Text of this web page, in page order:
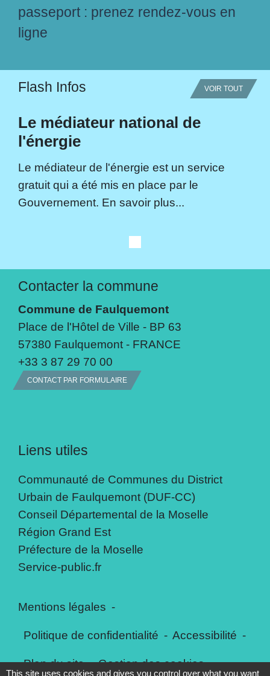
passeport : prenez rendez-vous en
ligne
Flash Infos VOIR TOUT
Le médiateur national de
l'énergie
Le médiateur de l'énergie est un service
gratuit qui a été mis en place par le
Gouvernement. En savoir plus...
Contacter la commune
Commune de Faulquemont
Place de l'Hôtel de Ville - BP 63
57380 Faulquemont - FRANCE
+33 3 87 29 70 00
CONTACT PAR FORMULAIRE
Liens utiles
Communauté de Communes du District
Urbain de Faulquemont (DUF-CC)
Conseil Départemental de la Moselle
Région Grand Est
Préfecture de la Moselle
Service-public.fr
Mentions légales -
Politique de confidentialité - Accessibilité -
Plan du site - Gestion des cookies
This site uses cookies and gives you control over what you want